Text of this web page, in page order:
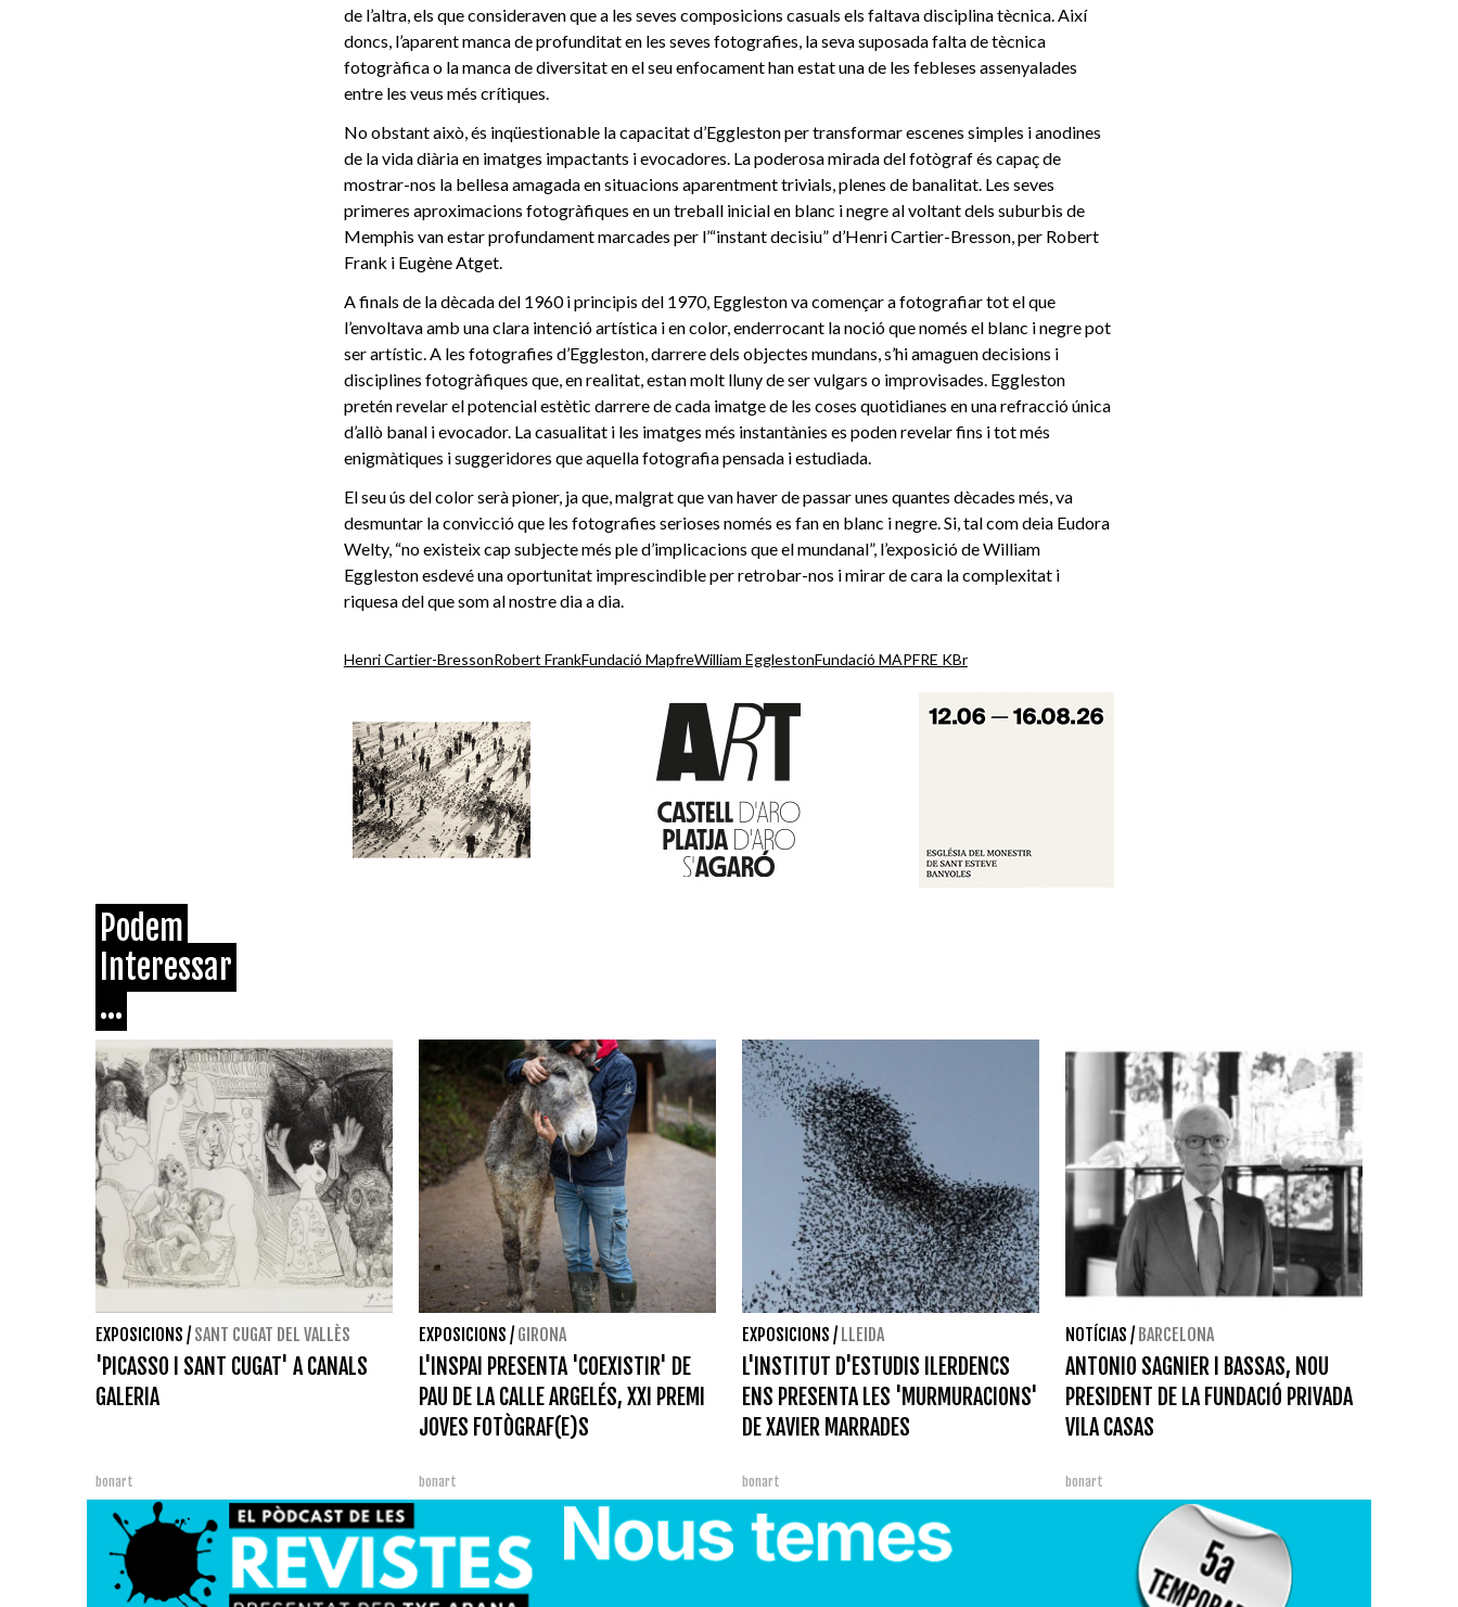
de l’altra, els que consideraven que a les seves composicions casuals els faltava disciplina tècnica. Així
doncs, l’aparent manca de profunditat en les seves fotografies, la seva suposada falta de tècnica
fotogràfica o la manca de diversitat en el seu enfocament han estat una de les febleses assenyalades
entre les veus més crítiques.
No obstant això, és inqüestionable la capacitat d’Eggleston per transformar escenes simples i anodines
de la vida diària en imatges impactants i evocadores. La poderosa mirada del fotògraf és capaç de
mostrar-nos la bellesa amagada en situacions aparentment trivials, plenes de banalitat. Les seves
primeres aproximacions fotogràfiques en un treball inicial en blanc i negre al voltant dels suburbis de
Memphis van estar profundament marcades per l’“instant decisiu” d’Henri Cartier-Bresson, per Robert
Frank i Eugène Atget.
A finals de la dècada del 1960 i principis del 1970, Eggleston va començar a fotografiar tot el que
l’envoltava amb una clara intenció artística i en color, enderrocant la noció que només el blanc i negre pot
ser artístic. A les fotografies d’Eggleston, darrere dels objectes mundans, s’hi amaguen decisions i
disciplines fotogràfiques que, en realitat, estan molt lluny de ser vulgars o improvisades. Eggleston
pretén revelar el potencial estètic darrere de cada imatge de les coses quotidianes en una refracció única
d’allò banal i evocador. La casualitat i les imatges més instantànies es poden revelar fins i tot més
enigmàtiques i suggeridores que aquella fotografia pensada i estudiada.
El seu ús del color serà pioner, ja que, malgrat que van haver de passar unes quantes dècades més, va
desmuntar la convicció que les fotografies serioses només es fan en blanc i negre. Si, tal com deia Eudora
Welty, “no existeix cap subjecte més ple d’implicacions que el mundanal”, l’exposició de William
Eggleston esdevé una oportunitat imprescindible per retrobar-nos i mirar de cara la complexitat i
riquesa del que som al nostre dia a dia.
Henri Cartier-BressonRobert FrankFundació MapfreWilliam EgglestonFundació MAPFRE KBr
Podem
Interessar
...
EXPOSICIONS / SANT CUGAT DEL VALLÈS
'PICASSO I SANT CUGAT' A CANALS
GALERIA
bonart
EXPOSICIONS / GIRONA
L'INSPAI PRESENTA 'COEXISTIR' DE
PAU DE LA CALLE ARGELÉS, XXI PREMI
JOVES FOTÒGRAF(E)S
bonart
EXPOSICIONS / LLEIDA
L'INSTITUT D'ESTUDIS ILERDENCS
ENS PRESENTA LES 'MURMURACIONS'
DE XAVIER MARRADES
bonart
NOTÍCIAS / BARCELONA
ANTONIO SAGNIER I BASSAS, NOU
PRESIDENT DE LA FUNDACIÓ PRIVADA
VILA CASAS
bonart